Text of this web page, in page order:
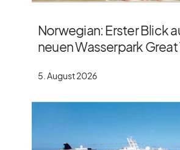
Norwegian: Erster Blick
neuen Wasserpark Great
5. August 2026